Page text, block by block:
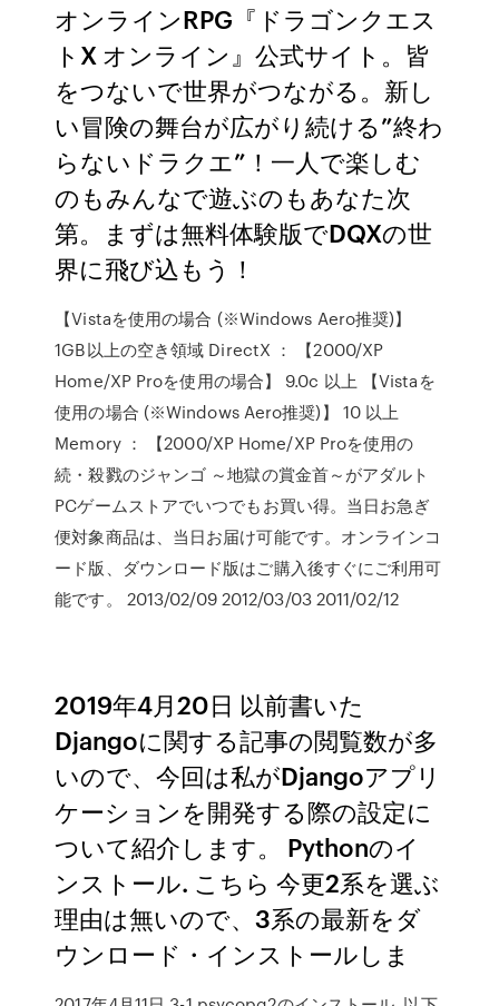
オンラインRPG『ドラゴンクエス
トX オンライン』公式サイト。皆
をつないで世界がつながる。新し
い冒険の舞台が広がり続ける”終わ
らないドラクエ”！一人で楽しむ
のもみんなで遊ぶのもあなた次
第。まずは無料体験版でDQXの世
界に飛び込もう！
【Vistaを使用の場合 (※Windows Aero推奨)】
1GB以上の空き領域 DirectX ： 【2000/XP
Home/XP Proを使用の場合】 9.0c 以上 【Vistaを
使用の場合 (※Windows Aero推奨)】 10 以上
Memory ： 【2000/XP Home/XP Proを使用の
続・殺戮のジャンゴ ～地獄の賞金首～がアダルト
PCゲームストアでいつでもお買い得。当日お急ぎ
便対象商品は、当日お届け可能です。オンラインコ
ード版、ダウンロード版はご購入後すぐにご利用可
能です。 2013/02/09 2012/03/03 2011/02/12
2019年4月20日 以前書いた
Djangoに関する記事の閲覧数が多
いので、今回は私がDjangoアプリ
ケーションを開発する際の設定に
ついて紹介します。 Pythonのイ
ンストール. こちら 今更2系を選ぶ
理由は無いので、3系の最新をダ
ウンロード・インストールしま